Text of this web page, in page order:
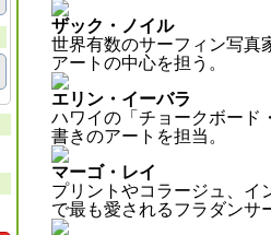
ザック・ノイル
世界有数のサーフィン写真
アートの中心を担う。
エリン・イーバラ
ハワイの「チョークボード
書きのアートを担当。
マーゴ・レイ
プリントやコラージュ、イ
で最も愛されるフラダンサ